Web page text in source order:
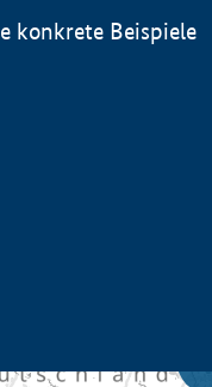
konkrete Beispiele